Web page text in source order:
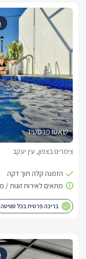
שאטו פרסטיז
צימרים בצפון, עין יעקב
בריכה פרטית בכל סוויטה